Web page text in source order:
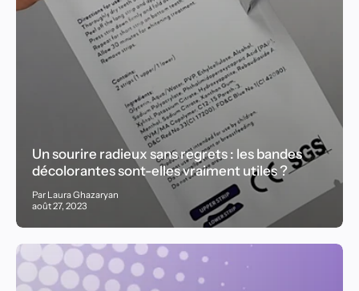
Un sourire radieux sans regrets : les bandes
décolorantes sont-elles vraiment utiles ?
Par Laura Ghazaryan
août 27, 2023